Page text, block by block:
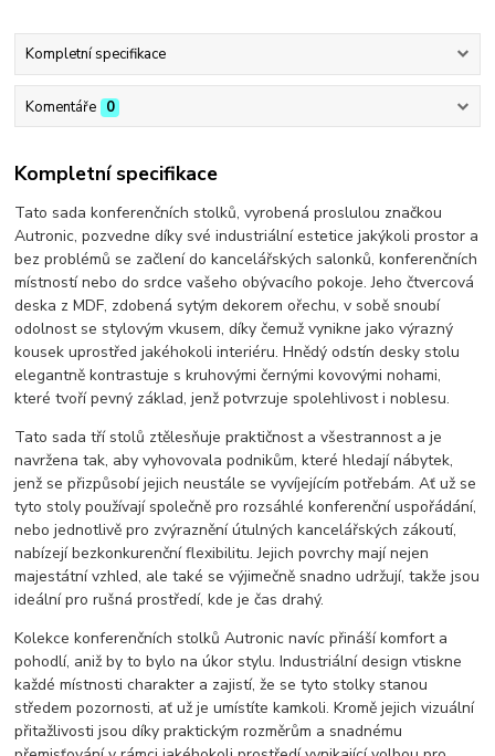
Kompletní specifikace
Komentáře 0
Kompletní specifikace
Tato sada konferenčních stolků, vyrobená proslulou značkou
Autronic, pozvedne díky své industriální estetice jakýkoli prostor a
bez problémů se začlení do kancelářských salonků, konferenčních
místností nebo do srdce vašeho obývacího pokoje. Jeho čtvercová
deska z MDF, zdobená sytým dekorem ořechu, v sobě snoubí
odolnost se stylovým vkusem, díky čemuž vynikne jako výrazný
kousek uprostřed jakéhokoli interiéru. Hnědý odstín desky stolu
elegantně kontrastuje s kruhovými černými kovovými nohami,
které tvoří pevný základ, jenž potvrzuje spolehlivost i noblesu.
Tato sada tří stolů ztělesňuje praktičnost a všestrannost a je
navržena tak, aby vyhovovala podnikům, které hledají nábytek,
jenž se přizpůsobí jejich neustále se vyvíjejícím potřebám. Ať už se
tyto stoly používají společně pro rozsáhlé konferenční uspořádání,
nebo jednotlivě pro zvýraznění útulných kancelářských zákoutí,
nabízejí bezkonkurenční flexibilitu. Jejich povrchy mají nejen
majestátní vzhled, ale také se výjimečně snadno udržují, takže jsou
ideální pro rušná prostředí, kde je čas drahý.
Kolekce konferenčních stolků Autronic navíc přináší komfort a
pohodlí, aniž by to bylo na úkor stylu. Industriální design vtiskne
každé místnosti charakter a zajistí, že se tyto stolky stanou
středem pozornosti, ať už je umístíte kamkoli. Kromě jejich vizuální
přitažlivosti jsou díky praktickým rozměrům a snadnému